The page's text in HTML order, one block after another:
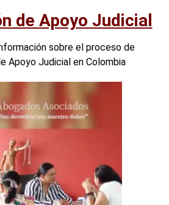
de Apoyo Judicial
sobre el proceso de
Apoyo Judicial en Colombia